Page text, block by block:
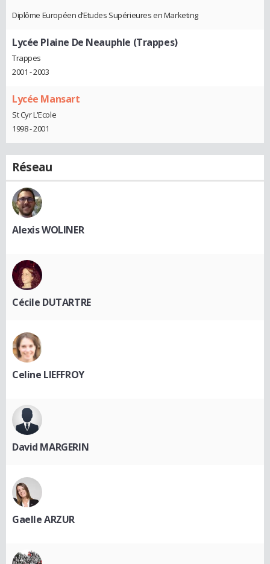
Diplôme Européen d’Etudes Supérieures en Marketing
Lycée Plaine De Neauphle (Trappes)
Trappes
2001 - 2003
Lycée Mansart
St Cyr L'Ecole
1998 - 2001
Réseau
Alexis WOLINER
Cécile DUTARTRE
Celine LIEFFROY
David MARGERIN
Gaelle ARZUR